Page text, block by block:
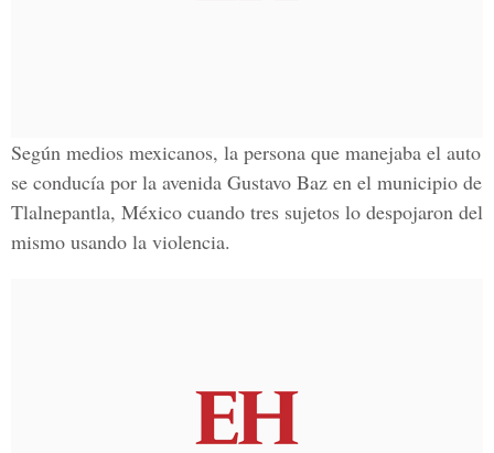
Según medios mexicanos, la persona que manejaba el auto
se conducía por la avenida Gustavo Baz en el municipio de
Tlalnepantla, México cuando tres sujetos lo despojaron del
mismo usando la violencia.